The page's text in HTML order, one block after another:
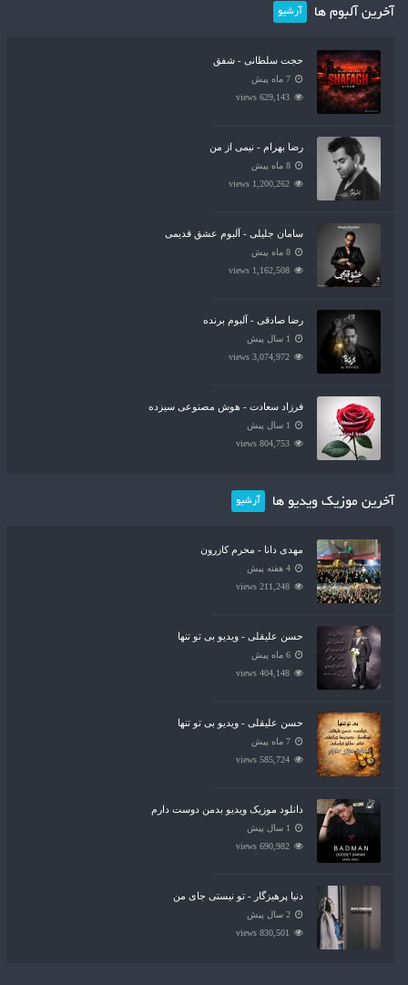
آخرین آلبوم ها آرشیو
حجت سلطانی - شفق
7 ماه پیش
629,143 views
رضا بهرام - نیمی از من
8 ماه پیش
1,200,262 views
سامان جلیلی - آلبوم عشق قدیمی
8 ماه پیش
1,162,508 views
رضا صادقی - آلبوم برنده
1 سال پیش
3,074,972 views
فرزاد سعادت - هوش مصنوعی سیزده
1 سال پیش
804,753 views
آخرین موزیک ویدیو ها آرشیو
مهدی دانا - محرم کازرون
4 هفته پیش
211,248 views
حسن علیقلی - ویدیو بی تو تنها
6 ماه پیش
404,148 views
حسن علیقلی - ویدیو بی تو تنها
7 ماه پیش
585,724 views
دانلود موزیک ویدیو بدمن دوست دارم
1 سال پیش
690,982 views
دنیا پرهیزگار - تو نیستی جای من
2 سال پیش
830,501 views